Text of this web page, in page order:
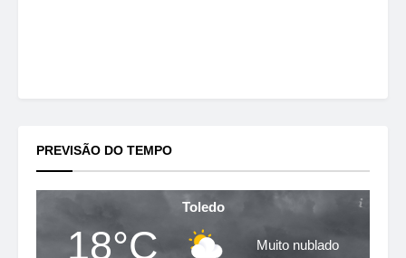
PREVISÃO DO TEMPO
Toledo
18°C Muito nublado